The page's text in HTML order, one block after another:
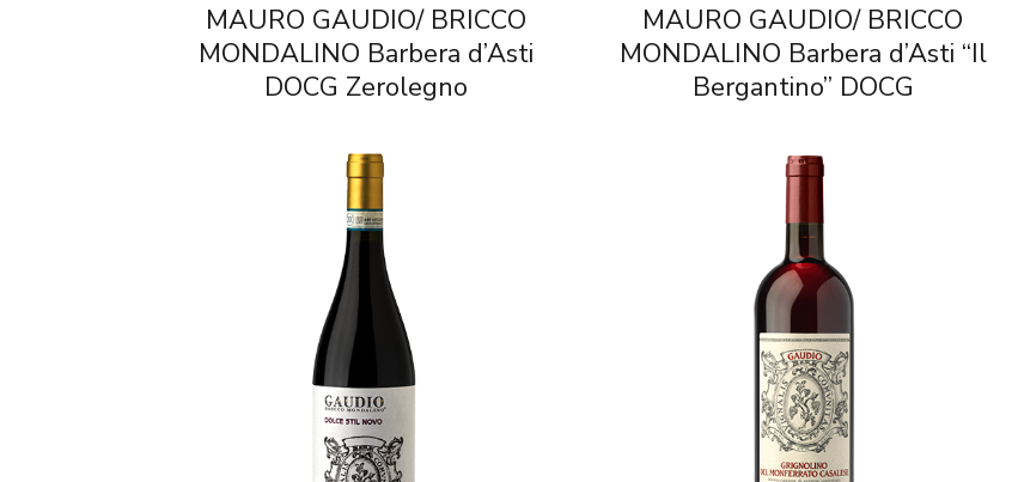
MAURO GAUDIO/ BRICCO
MONDALINO Barbera d’Asti
DOCG Zerolegno
MAURO GAUDIO/ BRICCO
MONDALINO Barbera d’Asti “Il
Bergantino” DOCG